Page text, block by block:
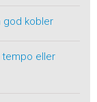
god kobler
tempo eller